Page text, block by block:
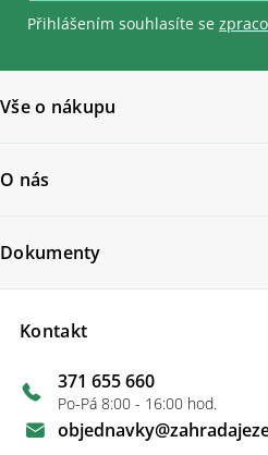
Přihlášením souhlasíte se
Vše o nákupu
O nás
Kontakt
objednavky@
371 655 660
Po-Pá 8:00 - 16:00 hod.
Dokumenty